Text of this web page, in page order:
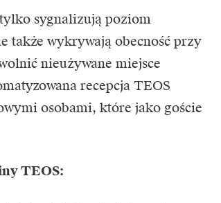
sygnalizują poziom
także wykrywają obecność przy
nieużywane miejsce
recepcja TEOS
osobami, które jako goście
TEOS: